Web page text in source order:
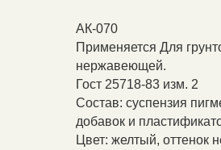
АК-070
Применяется Для
нержавеющей.
Гост 25718-83 изм. 2
Состав: суспензия
добавок и
Цвет: желтый, оттенок